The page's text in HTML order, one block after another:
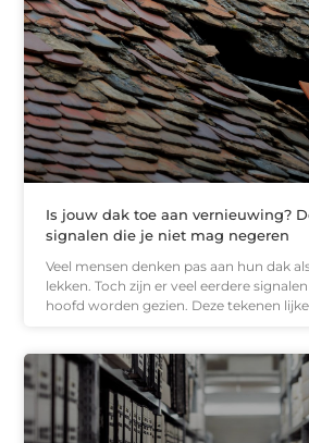
Is jouw dak toe aan vernieuwing?
signalen die je niet mag negeren
Veel mensen denken pas aan hun dak
lekken. Toch zijn er veel eerdere
hoofd worden gezien. Deze tekenen